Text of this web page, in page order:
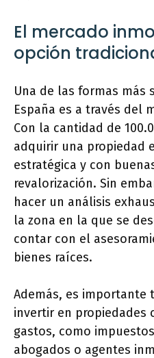
El mercado
opción
Una de las formas más
España es a través del
Con la cantidad de
adquirir una propiedad
estratégica y con
revalorización. Sin
hacer un análisis
la zona en la que se
contar con el
bienes raíces.
Además, es importante
invertir en propiedades
gastos, como
abogados o agentes